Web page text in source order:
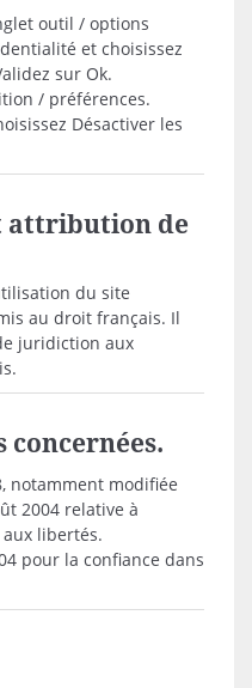
outil / options
et choisissez
sur Ok.
/ préférences.
Désactiver les
attribution de
du site
au droit français. Il
juridiction aux
concernées.
notamment modifiée
2004 relative à
libertés.
pour la confiance dans